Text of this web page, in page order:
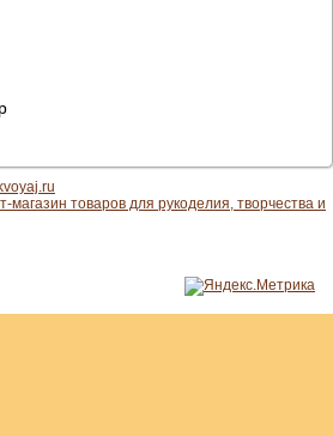
магазин товаров для рукоделия, творчества и